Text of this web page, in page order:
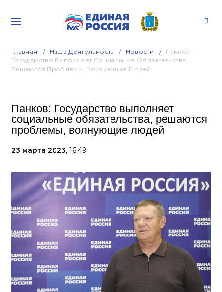
Главная Наша Деятельность Новости
Панков:
Государство Выполняет Социальные Обязательства,
Решаются Проблемы, Волнующие Людей
Панков: Государство выполняет
социальные обязательства, решаются
проблемы, волнующие людей
23 марта 2023, 16:49